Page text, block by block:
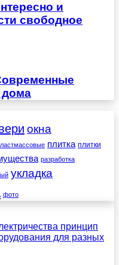
и
свободное
дома
окна
плитка плитки
разработка
укладка
фото
принцип
для разных